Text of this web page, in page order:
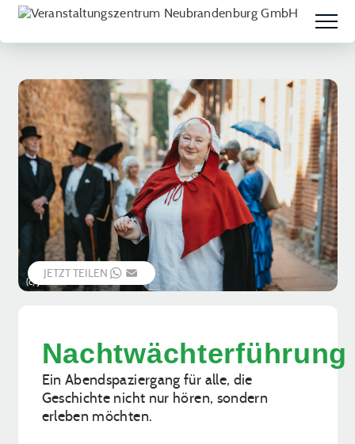
(c) Jessica Schuck
JETZT TEILEN WHATSAPP
EMAIL
Nachtwächterführung
Ein Abendspaziergang für alle, die
Geschichte nicht nur hören, sondern
erleben möchten.